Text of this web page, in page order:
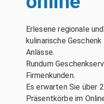
Erlesene regionale
kulinarische
Anlässe.
Rundum
Firmenkunden.
Es erwarten Sie über
Präsentkörbe im